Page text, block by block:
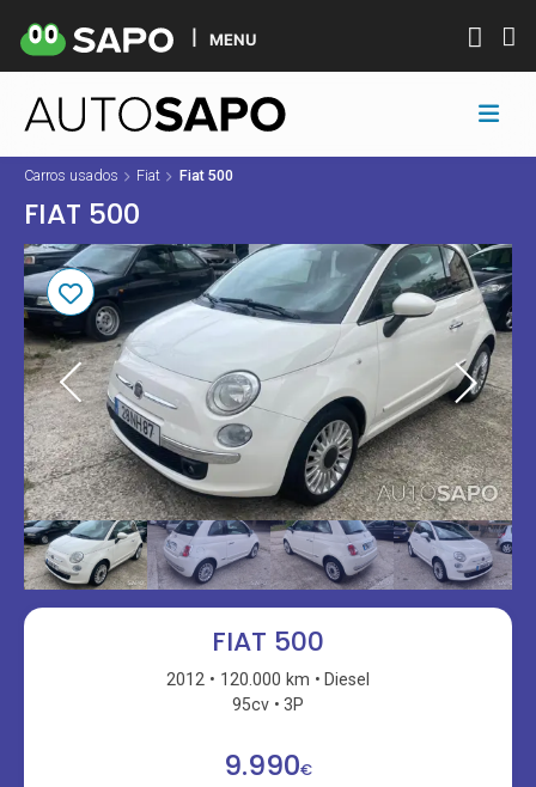
MENU
Carros usados Fiat Fiat 500
FIAT 500
FIAT 500
2012 120.000 km
Diesel
95cv
3P
9.990€